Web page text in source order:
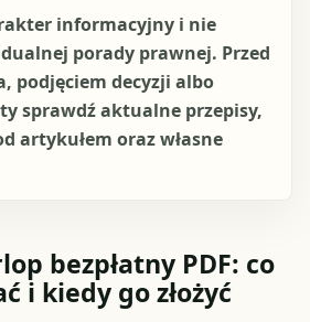
informacyjny i nie
porady prawnej. Przed
podjęciem decyzji albo
sprawdź aktualne przepisy,
artykułem oraz własne
bezpłatny PDF: co
i kiedy go złożyć